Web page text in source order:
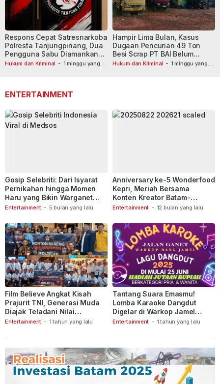
Hukum dan Kriminal - 1 minggu yang
Respons Cepat Satresnarkoba
Polresta Tanjungpinang, Dua
Pengguna Sabu Diamankan
Usai Dilaporkan ke Call Center
Hukum dan Kriminal - 1 minggu yang
Hampir Lima Bulan, Kasus
Dugaan Pencurian 49 Ton
Besi Scrap PT BAI Belum
Tetapkan Tersangka
ENTERTAINMENT
Entertainment - 5 bulan yang lalu
Gosip Selebriti: Dari Isyarat
Pernikahan hingga Momen
Haru yang Bikin Warganet
Berspekulasi
Entertainment - 12 bulan yang lalu
Anniversary ke-5 Wonderfood
Kepri, Meriah Bersama
Konten Kreator Batam-
Tanjungpinang
Entertainment - 1 tahun yang lalu
Film Believe Angkat Kisah
Prajurit TNI, Generasi Muda
Diajak Teladani Nilai
Keberanian
Entertainment - 1 tahun yang lalu
Tantang Suara Emasmu!
Lomba Karaoke Dangdut
Digelar di Warkop Jamel
Ganet